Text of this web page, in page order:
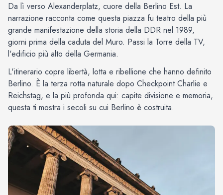
Da lì verso Alexanderplatz, cuore della Berlino Est. La
narrazione racconta come questa piazza fu teatro della più
grande manifestazione della storia della DDR nel 1989,
giorni prima della caduta del Muro. Passi la Torre della TV,
l'edificio più alto della Germania.
L'itinerario copre libertà, lotta e ribellione che hanno definito
Berlino. È la terza rotta naturale dopo Checkpoint Charlie e
Reichstag, e la più profonda qui: capite divisione e memoria,
questa ti mostra i secoli su cui Berlino è costruita.